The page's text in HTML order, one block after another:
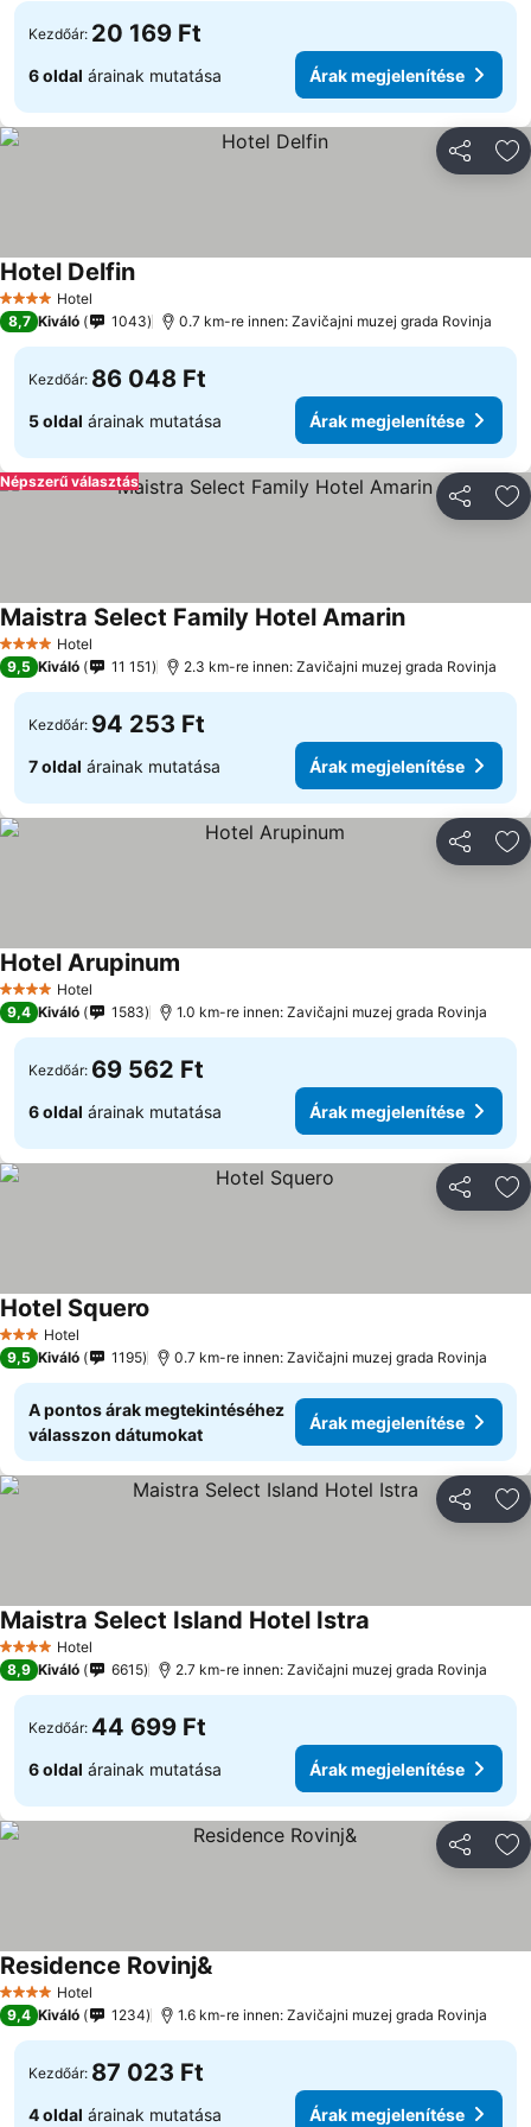
Kezdőár: 20 169 Ft
6 oldal árainak mutatása Árak megjelenítése
4 KategóriaHotel
Hotel DelfinÁrak megjelenítése
8,7 Kiváló 1043 0.7 km-re innen: Zavičajni muzej grada Rovinja
Kezdőár: 86 048 Ft
5 oldal árainak mutatása Árak megjelenítése
Népszerű választás
4 KategóriaHotel
Maistra Select Family Hotel AmarinÁrak
9,5 Kiváló 11 151 2.3 km-re innen: Zavičajni muzej grada Rovinja
Kezdőár: 94 253 Ft
7 oldal árainak mutatása Árak megjelenítése
4 KategóriaHotel
Hotel Arupinum
9,4 Kiváló 1583 1.0 km-re innen: Zavičajni muzej grada Rovinja
Kezdőár: 69 562 Ft
6 oldal árainak mutatása Árak megjelenítése
3 Kategória
Hotel
Hotel Squero
9,5 Kiváló 1195 0.7 km-re innen: Zavičajni muzej grada Rovinja
A pontos árak megtekintéséhez
válasszon dátumokat
Árak megjelenítése
4 KategóriaHotel
Maistra Select Island Hotel Istra
8,9 Kiváló 6615 2.7 km-re innen: Zavičajni muzej grada Rovinja
Kezdőár: 44 699 Ft
6 oldal árainak mutatása Árak megjelenítése
4 KategóriaHotel
Residence Rovinj&Árak megjelenítése
9,4 Kiváló 1234 1.6 km-re innen: Zavičajni muzej grada Rovinja
Kezdőár: 87 023 Ft
4 oldal árainak mutatása Árak megjelenítése